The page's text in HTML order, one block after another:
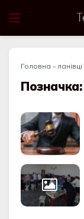
Головна » ланівці
Позначка: